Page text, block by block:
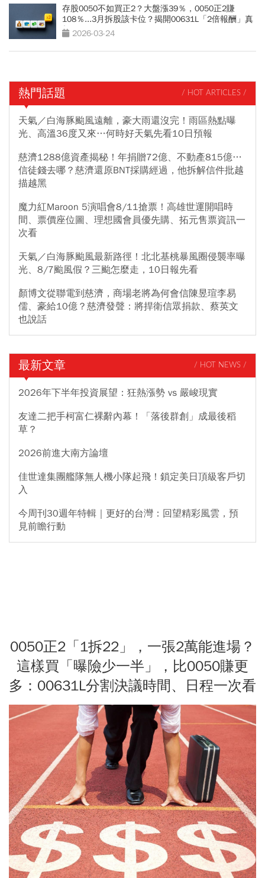
存股0050不如買正2？大盤漲39％，0050正2賺
108％...3月拆股該卡位？揭開00631L「2倍報酬」真
相 2026-03-24
熱門話題 / HOT ARTICLES /
天氣／白海豚颱風遠離，豪大雨還沒完！雨區熱點曝
光、高溫36度又來…何時好天氣先看10日預報
慈濟1288億資產揭秘！年捐贈72億、不動產815億…
信徒錢去哪？慈濟還原BNT採購經過，他拆解信件批越
描越黑
魔力紅Maroon 5演唱會8/11搶票！高雄世運開唱時
間、票價座位圖、理想國會員優先購、拓元售票資訊一
次看
天氣／白海豚颱風最新路徑！北北基桃暴風圈侵襲率曝
光、8/7颱風假？三颱怎麼走，10日報先看
顏博文從聯電到慈濟，商場老將為何會信陳昱瑄李易
儒、豪給10億？慈濟發聲：將捍衛信眾捐款、蔡英文
也說話
最新文章 / HOT NEWS /
2026年下半年投資展望：狂熱漲勢 vs 嚴峻現實
友達二把手柯富仁裸辭內幕！「落後群創」成最後稻
草？
2026前進大南方論壇
佳世達集團艦隊無人機小隊起飛！鎖定美日頂級客戶切
入
今周刊30週年特輯｜更好的台灣：回望精彩風雲，預
見前瞻行動
0050正2「1拆22」，一張2萬能進場？
這樣買「曝險少一半」，比0050賺更
多：00631L分割決議時間、日程一次看